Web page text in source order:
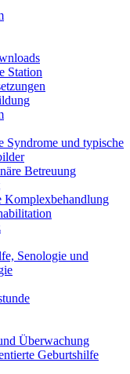
Station
Syndrome und typische
Betreuung
Komplexbehandlung
Senologie und
Überwachung
Geburtshilfe